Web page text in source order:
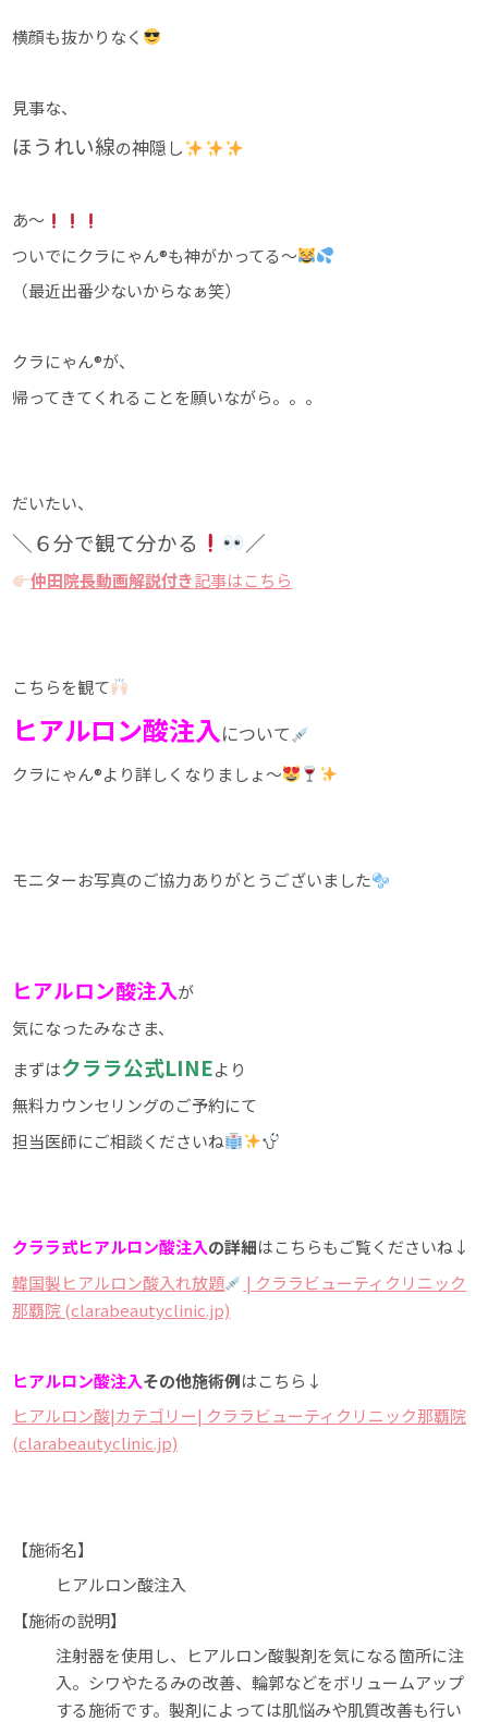
横顔も抜かりなく
見事な、
ほうれい線の神隠し
あ〜
ついでにクラにゃん®︎も神がかってる〜
（最近出番少ないからなぁ笑）
クラにゃん®︎が、
帰ってきてくれることを願いながら。。。
だいたい、
＼６分で観て分かる ／
仲田院長動画解説付き記事はこちら
こちらを観て
ヒアルロン酸注入について
クラにゃん®︎より詳しくなりましょ〜
モニターお写真のご協力ありがとうございました
ヒアルロン酸注入が
気になったみなさま、
まずはクララ公式LINEより
無料カウンセリングのご予約にて
担当医師にご相談くださいね
クララ式ヒアルロン酸注入の詳細はこちらもご覧くださいね↓
韓国製ヒアルロン酸入れ放題
| クララビューティクリニック
那覇院 (clarabeautyclinic.jp)
ヒアルロン酸注入その他施術例はこちら↓
ヒアルロン酸|カテゴリー| クララビューティクリニック那覇院
(clarabeautyclinic.jp)
【施術名】
ヒアルロン酸注入
【施術の説明】
注射器を使用し、ヒアルロン酸製剤を気になる箇所に注
入。シワやたるみの改善、輪郭などをボリュームアップ
する施術です。製剤によっては肌悩みや肌質改善も行い